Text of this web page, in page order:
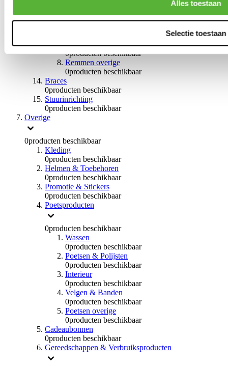
Alles toestaan
Selectie toestaan
0producten beschikbaar
Handremmen
0producten beschikbaar
Remmen overige
0producten beschikbaar
Braces
0producten beschikbaar
Stuurinrichting
0producten beschikbaar
Overige
0producten beschikbaar
Kleding
0producten beschikbaar
Helmen & Toebehoren
0producten beschikbaar
Promotie & Stickers
0producten beschikbaar
Poetsproducten
0producten beschikbaar
Wassen
0producten beschikbaar
Poetsen & Polijsten
0producten beschikbaar
Interieur
0producten beschikbaar
Velgen & Banden
0producten beschikbaar
Poetsen overige
0producten beschikbaar
Cadeaubonnen
0producten beschikbaar
Gereedschappen & Verbruiksproducten